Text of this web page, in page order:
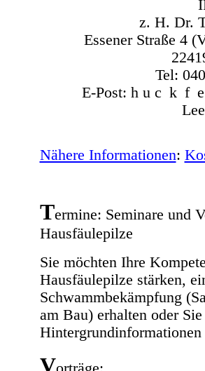
z. H. Dr.
Essener Straße 4
Tel:
E-Post: h u c k_ f_ e
Nähere Informationen:
Termine: Seminare und
Hausfäulepilze
Sie möchten Ihre
Hausfäulepilze stärken,
Schwammbekämpfung
am Bau) erhalten oder
Hintergrundinformationen
V